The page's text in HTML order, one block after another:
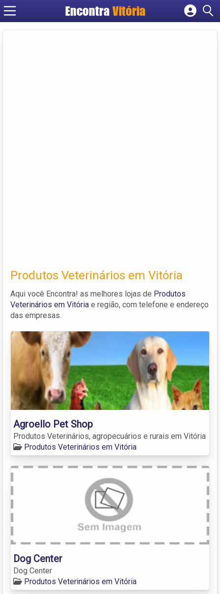
Encontra Vitória
Cadastrar empresa
Produtos Veterinários em Vitória
Aqui você Encontra! as melhores lojas de Produtos
Veterinários em Vitória e região, com telefone e endereço
das empresas.
Agroello Pet Shop
Produtos Veterinários, agropecuários e rurais em Vitória
Produtos Veterinários em Vitória
Dog Center
Dog Center
Produtos Veterinários em Vitória